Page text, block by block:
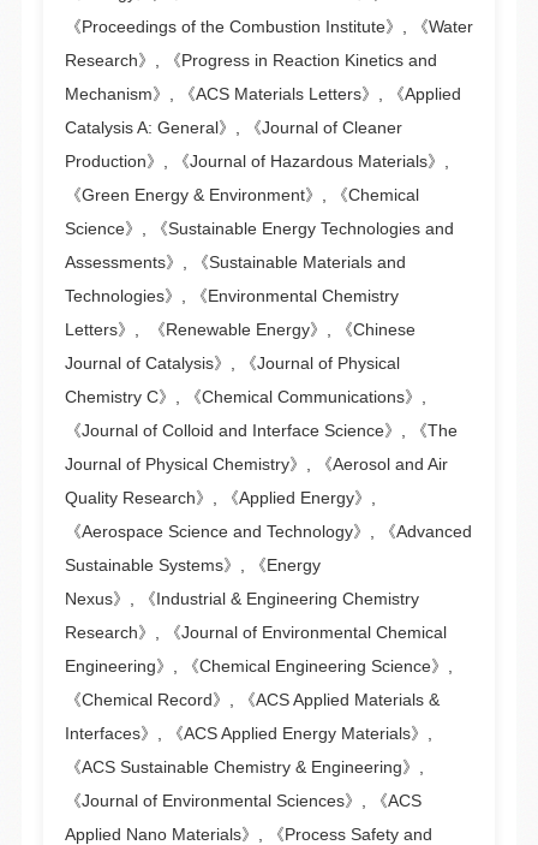
《Proceedings of the Combustion Institute》, 《Water
Research》, 《Progress in Reaction Kinetics and
Mechanism》, 《ACS Materials Letters》, 《Applied
Catalysis A: General》, 《Journal of Cleaner
Production》, 《Journal of Hazardous Materials》,
《Green Energy & Environment》, 《Chemical
Science》, 《Sustainable Energy Technologies and
Assessments》, 《Sustainable Materials and
Technologies》, 《Environmental Chemistry
Letters》, 《Renewable Energy》, 《Chinese
Journal of Catalysis》, 《Journal of Physical
Chemistry C》, 《Chemical Communications》,
《Journal of Colloid and Interface Science》, 《The
Journal of Physical Chemistry》, 《Aerosol and Air
Quality Research》, 《Applied Energy》,
《Aerospace Science and Technology》, 《Advanced
Sustainable Systems》, 《Energy
Nexus》, 《Industrial & Engineering Chemistry
Research》, 《Journal of Environmental Chemical
Engineering》, 《Chemical Engineering Science》,
《Chemical Record》, 《ACS Applied Materials &
Interfaces》, 《ACS Applied Energy Materials》,
《ACS Sustainable Chemistry & Engineering》,
《Journal of Environmental Sciences》, 《ACS
Applied Nano Materials》, 《Process Safety and